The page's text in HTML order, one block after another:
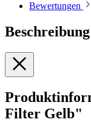
Bewertungen
Beschreibung
Filter Gelb"